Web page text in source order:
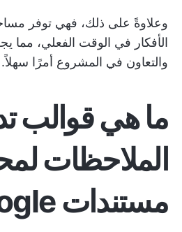
وعلاوةً على ذلك، فهي توفر
الأفكار في الوقت الفعلي، مما
والتعاون في المشروع أمرًا سهلاً.
ما هي قوالب
الملاحظات
مستندات Google؟